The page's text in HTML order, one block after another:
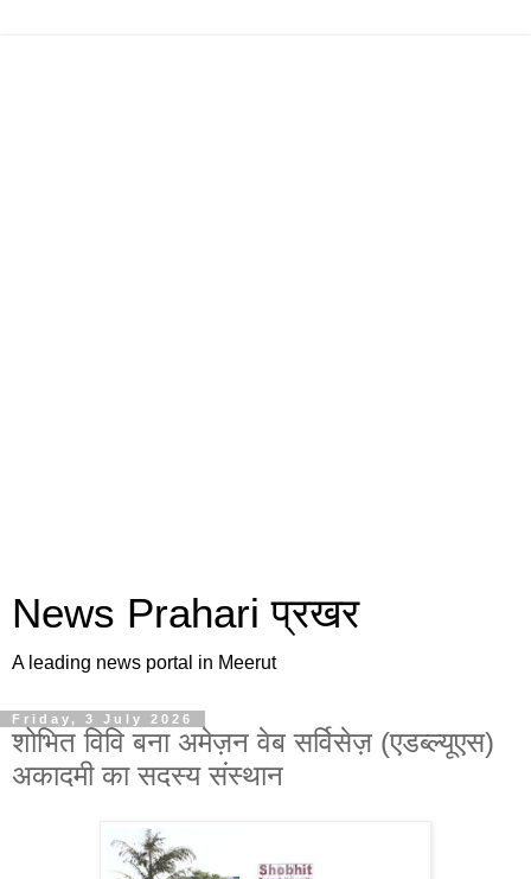
News Prahari प्रखर
A leading news portal in Meerut
Friday, 3 July 2026
शोभित विवि बना अमेज़न वेब सर्विसेज़ (एडब्ल्यूएस)
अकादमी का सदस्य संस्थान